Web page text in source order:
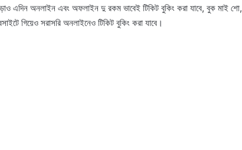
এদিন অনলাইন এবং অফলাইন দু রকম ভাবেই টিকিট বুকিং করা যাবে, বুক মাই শো,
গিয়েও সরাসরি অনলাইনেও টিকিট বুকিং করা যাবে।